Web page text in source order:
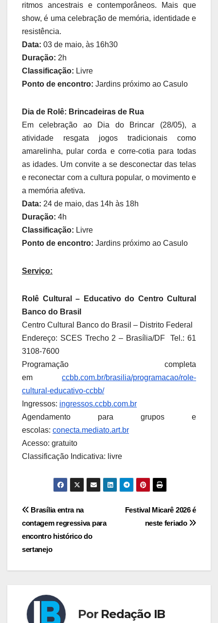
ritmos ancestrais e contemporâneos. Mais que
show, é uma celebração de memória, identidade e
resistência.
Data: 03 de maio, às 16h30
Duração: 2h
Classificação: Livre
Ponto de encontro: Jardins próximo ao Casulo
Dia de Rolê: Brincadeiras de Rua
Em celebração ao Dia do Brincar (28/05), a
atividade resgata jogos tradicionais como
amarelinha, pular corda e corre-cotia para todas
as idades. Um convite a se desconectar das telas
e reconectar com a cultura popular, o movimento e
a memória afetiva.
Data: 24 de maio, das 14h às 18h
Duração: 4h
Classificação: Livre
Ponto de encontro: Jardins próximo ao Casulo
Serviço:
Rolê Cultural – Educativo do Centro Cultural
Banco do Brasil
Centro Cultural Banco do Brasil – Distrito Federal
Endereço: SCES Trecho 2 – Brasília/DF Tel.: 61
3108-7600
Programação completa
em ccbb.com.br/brasilia/programacao/role-
cultural-educativo-ccbb/
Ingressos: ingressos.ccbb.com.br
Agendamento para grupos e
escolas: conecta.mediato.art.br
Acesso: gratuito
Classificação Indicativa: livre
Navegação
de
Post
Festival Micarê 2026 é
neste feriado
Brasília entra na
contagem regressiva para
encontro histórico do
sertanejo
Por Redação IB